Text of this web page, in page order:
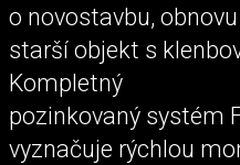
o novostavbu,
starší objekt s
Kompletný
pozinkovaný systém
vyznačuje rýchlou